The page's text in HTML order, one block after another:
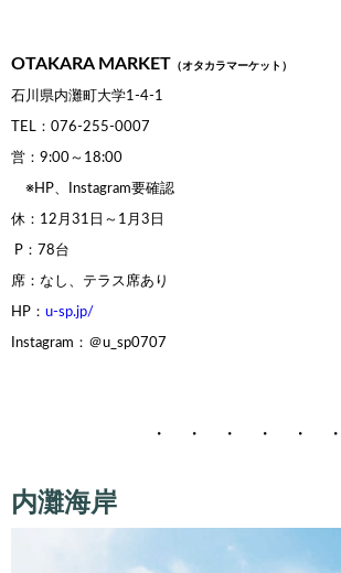
OTAKARA MARKET （ オタカラマーケット ）
石川県内灘町大学1-4-1
TEL：076-255-0007
営：9:00～18:00
※HP、Instagram要確認
休：12月31日～1月3日
P：78台
席：なし、テラス席あり
HP： u-sp.jp/
Instagram：＠u_sp0707
・ ・ ・ ・ ・ ・
内灘海岸